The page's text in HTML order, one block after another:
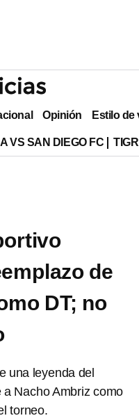
Opinión Estilo de
VS SAN DIEGO FC
de
DT; no
una leyenda del
Nacho Ambriz como
torneo.